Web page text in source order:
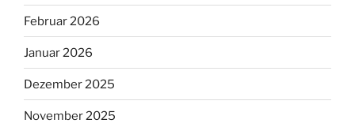
Februar 2026
Januar 2026
Dezember 2025
November 2025